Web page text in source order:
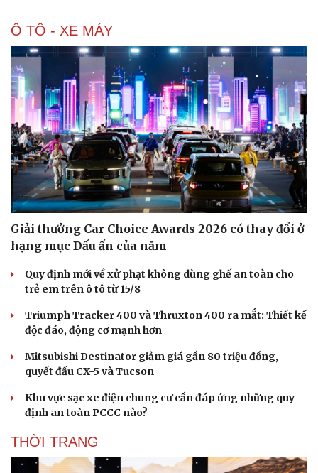
Ô TÔ - XE MÁY
Giải thưởng Car Choice Awards 2026 có thay đổi ở
hạng mục Dấu ấn của năm
Quy định mới về xử phạt không dùng ghế an toàn cho
trẻ em trên ô tô từ 15/8
Triumph Tracker 400 và Thruxton 400 ra mắt: Thiết kế
độc đáo, động cơ mạnh hơn
Mitsubishi Destinator giảm giá gần 80 triệu đồng,
quyết đấu CX-5 và Tucson
Khu vực sạc xe điện chung cư cần đáp ứng những quy
định an toàn PCCC nào?
THỜI TRANG